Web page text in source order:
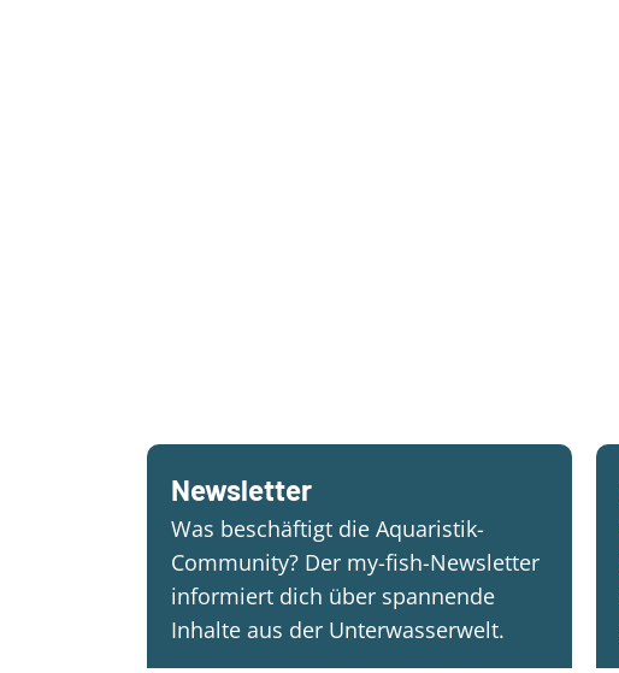
Newsletter
Was beschäftigt die Aquaristik-
Community? Der my-fish-Newsletter
informiert dich über spannende
Inhalte aus der Unterwasserwelt.